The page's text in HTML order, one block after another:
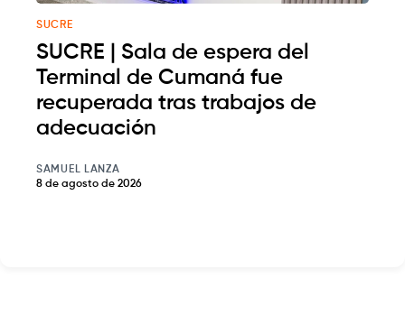
SUCRE
SUCRE | Sala de espera del
Terminal de Cumaná fue
recuperada tras trabajos de
adecuación
SAMUEL LANZA
8 de agosto de 2026